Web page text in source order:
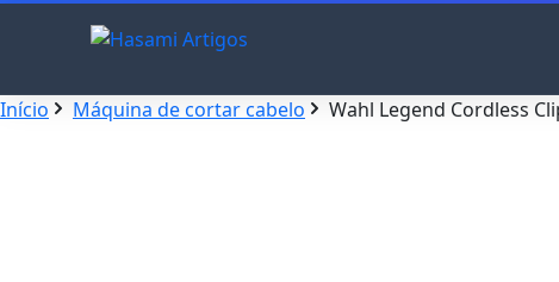
Início Máquina de cortar cabelo Wahl Legend Cordless